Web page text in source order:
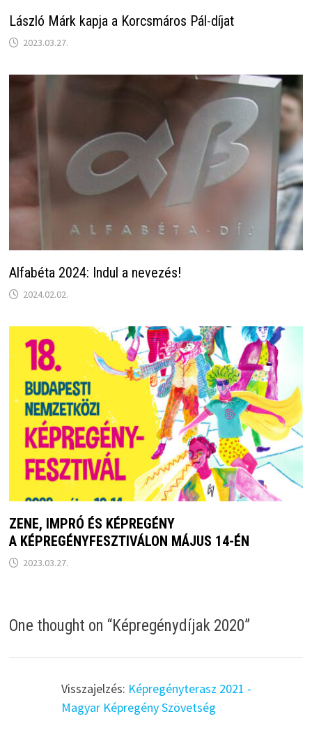
László Márk kapja a Korcsmáros Pál-díjat
2023.03.27.
Alfabéta 2024: Indul a nevezés!
2024.02.02.
ZENE, IMPRÓ ÉS KÉPREGÉNY
A KÉPREGÉNYFESZTIVÁLON MÁJUS 14-ÉN
2023.03.27.
One thought on “Képregénydíjak 2020”
Visszajelzés: Képregényterasz 2021 -
Magyar Képregény Szövetség